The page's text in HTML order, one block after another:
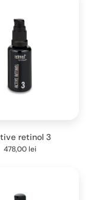
retinol 3
478,00lei